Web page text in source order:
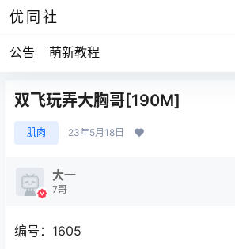
优同社
公告 萌新教程
双飞玩弄大胸哥[190M]
肌肉 23年5月18日
大一
7哥
编号：1605